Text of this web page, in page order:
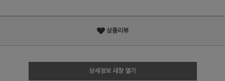
상품리뷰
상세정보 새창 열기